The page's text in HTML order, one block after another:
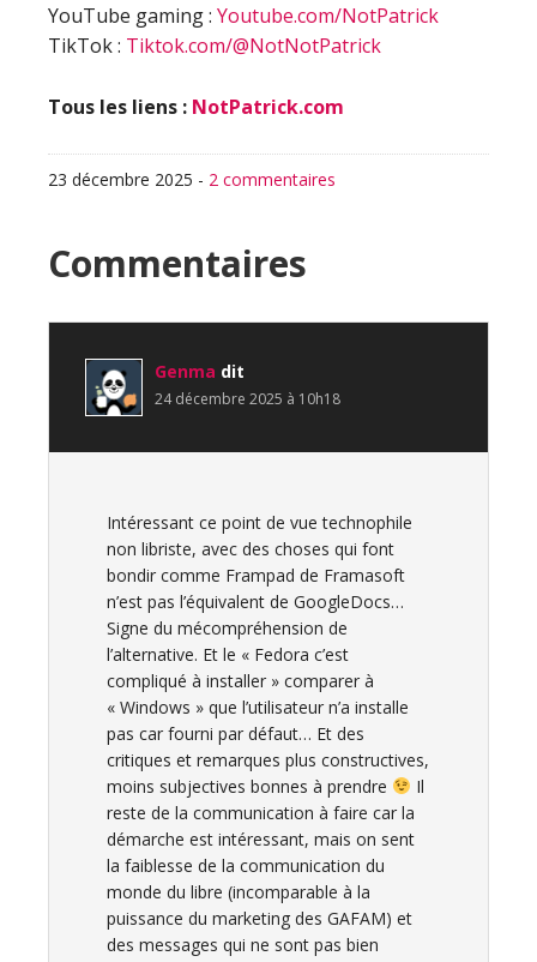
YouTube gaming : Youtube.com/NotPatrick
TikTok : Tiktok.com/@NotNotPatrick
Tous les liens : NotPatrick.com
23 décembre 2025 - 2 commentaires
Interactions
du
lecteur
Commentaires
Genma dit
24 décembre 2025 à 10h18
Intéressant ce point de vue technophile
non libriste, avec des choses qui font
bondir comme Frampad de Framasoft
n’est pas l’équivalent de GoogleDocs…
Signe du mécompréhension de
l’alternative. Et le « Fedora c’est
compliqué à installer » comparer à
« Windows » que l’utilisateur n’a installe
pas car fourni par défaut… Et des
critiques et remarques plus constructives,
moins subjectives bonnes à prendre
Il
reste de la communication à faire car la
démarche est intéressant, mais on sent
la faiblesse de la communication du
monde du libre (incomparable à la
puissance du marketing des GAFAM) et
des messages qui ne sont pas bien